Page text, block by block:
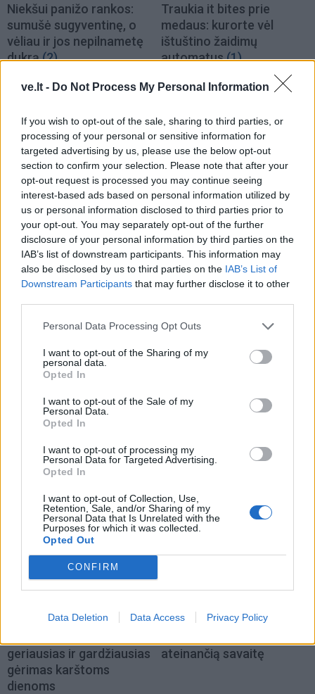
ve.lt - Do Not Process My Personal Information
If you wish to opt-out of the sale, sharing to third parties, or
processing of your personal or sensitive information for
targeted advertising by us, please use the below opt-out
section to confirm your selection. Please note that after your
opt-out request is processed you may continue seeing
interest-based ads based on personal information utilized by
us or personal information disclosed to third parties prior to
your opt-out. You may separately opt-out of the further
disclosure of your personal information by third parties on the
IAB’s list of downstream participants. This information may
also be disclosed by us to third parties on the IAB’s List of
Downstream Participants that may further disclose it to other
Personal Data Processing Opt Outs
I want to opt-out of the Sharing of my
personal data.
Opted In
I want to opt-out of the Sale of my
Personal Data.
Opted In
I want to opt-out of processing my
Personal Data for Targeted Advertising.
Opted In
I want to opt-out of Collection, Use,
Retention, Sale, and/or Sharing of my
Personal Data that Is Unrelated with the
Purposes for which it was collected.
Opted Out
CONFIRM
Data Deletion Data Access Privacy Policy
Niekšui panižo rankos:
sumušė sugyventinę, o
vėliau ir jos nepilnametę
dukrą(2)
Traukia it bites prie
medaus: kurorte vėl
ištuštino žaidimų
automatus(1)
Kriminalai
Paramediko nužudymo
byloje į laisvę paleistas
vienas įtariamųjų (3)
Kriminalai
Užsidegė lauko pavėsinė:
vos be namų neliko
keturios šeimos
NAUJI
Naminė obuolių gira iš
geriausias ir gardžiausias
gėrimas karštoms
dienoms
Trijų Zodiako ženklų
ateinančią savaitę